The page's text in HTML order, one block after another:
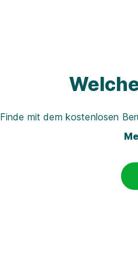
Finde mit dem kostenlosen